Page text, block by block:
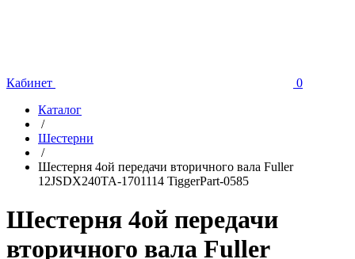
Кабинет
0
Каталог
/
Шестерни
/
Шестерня 4ой передачи вторичного вала Fuller
12JSDX240TA-1701114 TiggerPart-0585
Шестерня 4ой передачи
вторичного вала Fuller